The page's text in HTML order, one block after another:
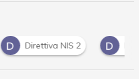
Direttiva NIS 2 D DORA